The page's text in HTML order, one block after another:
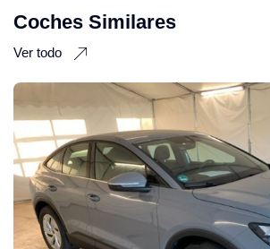
Coches Similares
Ver todo